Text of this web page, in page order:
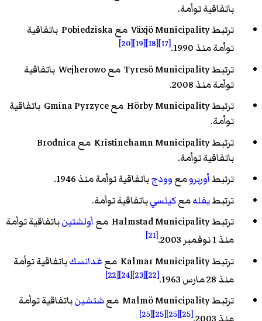
باتفاقية توأمة.
ترتبط Växjö Municipality مع Pobiedziska باتفاقية
توأمة منذ 1990.
[17]
[18]
[19]
[20]
ترتبط Tyresö Municipality مع Wejherowo باتفاقية
توأمة منذ 2008.
ترتبط Hörby Municipality مع Gmina Pyrzyce باتفاقية
توأمة.
باتفاقية توأمة.
ترتبطأوربرومعوودجباتفاقية توأمة منذ 1946.
ترتبطيفلهمعكيلسيباتفاقية توأمة.
ترتبط Halmstad Municipality مع
أولشتينباتفاقية توأمة
منذ 1 نوفمبر 2003.
[21]
ترتبط Kalmar Municipality مع غدانسكباتفاقية توأمة
منذ 28 مارس 1963.
[22]
[23]
[24]
[22]
ترتبط Malmö Municipality مع شتشينباتفاقية توأمة
[25]
[25]
[25]
[25]